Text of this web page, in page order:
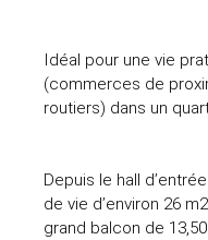
Idéal pour une vie
(commerces de
routiers) dans un
Depuis le hall
de vie d’environ 26
grand balcon de